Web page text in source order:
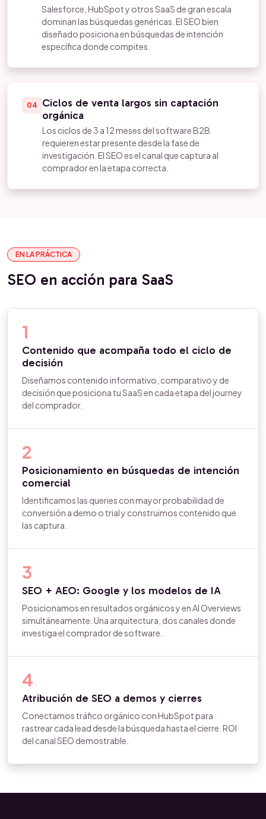
Salesforce, HubSpot y otros SaaS de gran escala
dominan las búsquedas genéricas. El SEO bien
diseñado posiciona en búsquedas de intención
específica donde compites.
04
Ciclos de venta largos sin captación
orgánica
Los ciclos de 3 a 12 meses del software B2B
requieren estar presente desde la fase de
investigación. El SEO es el canal que captura al
comprador en la etapa correcta.
EN LA PRÁCTICA
SEO en acción para SaaS
1
Contenido que acompaña todo el ciclo de
decisión
Diseñamos contenido informativo, comparativo y de
decisión que posiciona tu SaaS en cada etapa del journey
del comprador.
2
Posicionamiento en búsquedas de intención
comercial
Identificamos las queries con mayor probabilidad de
conversión a demo o trial y construimos contenido que
las captura.
3
SEO + AEO: Google y los modelos de IA
Posicionamos en resultados orgánicos y en AI Overviews
simultáneamente. Una arquitectura, dos canales donde
investiga el comprador de software.
4
Atribución de SEO a demos y cierres
Conectamos tráfico orgánico con HubSpot para
rastrear cada lead desde la búsqueda hasta el cierre. ROI
del canal SEO demostrable.